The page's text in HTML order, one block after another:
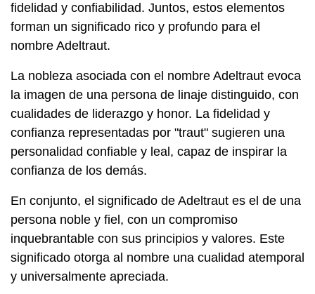
fidelidad y confiabilidad. Juntos, estos elementos
forman un significado rico y profundo para el
nombre Adeltraut.
La nobleza asociada con el nombre Adeltraut evoca
la imagen de una persona de linaje distinguido, con
cualidades de liderazgo y honor. La fidelidad y
confianza representadas por "traut" sugieren una
personalidad confiable y leal, capaz de inspirar la
confianza de los demás.
En conjunto, el significado de Adeltraut es el de una
persona noble y fiel, con un compromiso
inquebrantable con sus principios y valores. Este
significado otorga al nombre una cualidad atemporal
y universalmente apreciada.